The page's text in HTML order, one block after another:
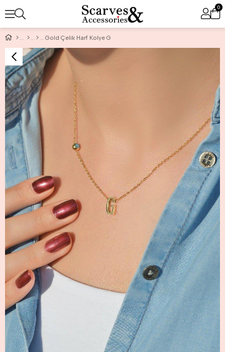
0
Gold Çelik Harf Kolye G